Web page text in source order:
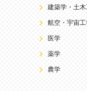
建築学・土
航空・宇宙
医学
薬学
農学